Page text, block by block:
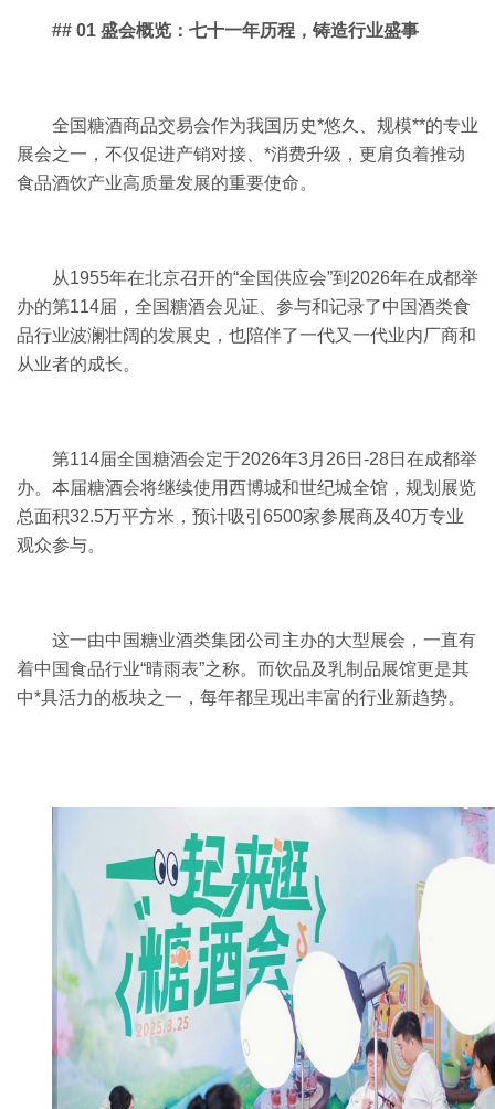
## 01 盛会概览：七十一年历程，铸造行业盛事
全国糖酒商品交易会作为我国历史*悠久、规模**的专业
展会之一，不仅促进产销对接、*消费升级，更肩负着推动
食品酒饮产业高质量发展的重要使命。
从1955年在北京召开的“全国供应会”到2026年在成都举
办的第114届，全国糖酒会见证、参与和记录了中国酒类食
品行业波澜壮阔的发展史，也陪伴了一代又一代业内厂商和
从业者的成长。
第114届全国糖酒会定于2026年3月26日-28日在成都举
办。本届糖酒会将继续使用西博城和世纪城全馆，规划展览
总面积32.5万平方米，预计吸引6500家参展商及40万专业
观众参与。
这一由中国糖业酒类集团公司主办的大型展会，一直有
着中国食品行业“晴雨表”之称。而饮品及乳制品展馆更是其
中*具活力的板块之一，每年都呈现出丰富的行业新趋势。